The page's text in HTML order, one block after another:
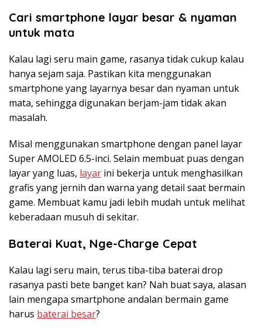
Cari smartphone layar besar & nyaman
untuk mata
Kalau lagi seru main game, rasanya tidak cukup kalau
hanya sejam saja. Pastikan kita menggunakan
smartphone yang layarnya besar dan nyaman untuk
mata, sehingga digunakan berjam-jam tidak akan
masalah.
Misal menggunakan smartphone dengan panel layar
Super AMOLED 6.5-inci. Selain membuat puas dengan
layar yang luas, layar ini bekerja untuk menghasilkan
grafis yang jernih dan warna yang detail saat bermain
game. Membuat kamu jadi lebih mudah untuk melihat
keberadaan musuh di sekitar.
Baterai Kuat, Nge-Charge Cepat
Kalau lagi seru main, terus tiba-tiba baterai drop
rasanya pasti bete banget kan? Nah buat saya, alasan
lain mengapa smartphone andalan bermain game
harus baterai besar?